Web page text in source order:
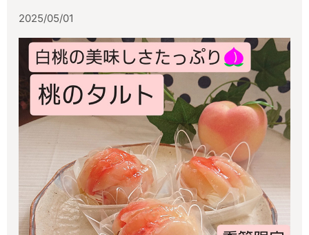
2025/05/01